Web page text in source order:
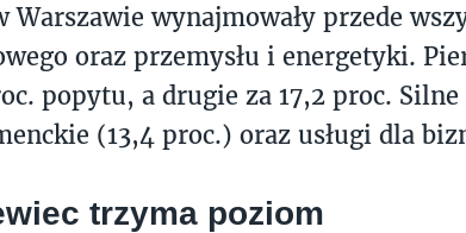
Warszawie wynajmowały przede
oraz przemysłu i energetyki.
popytu, a drugie za 17,2 proc. Silne
(13,4 proc.) oraz usługi dla
trzyma poziom